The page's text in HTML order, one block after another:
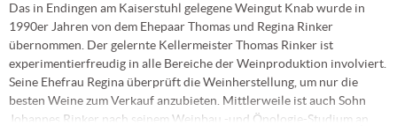
Das in Endingen am Kaiserstuhl gelegene Weingut Knab wurde in
1990er Jahren von dem Ehepaar Thomas und Regina Rinker
übernommen. Der gelernte Kellermeister Thomas Rinker ist
experimentierfreudig in alle Bereiche der Weinproduktion involviert.
Seine Ehefrau Regina überprüft die Weinherstellung, um nur die
besten Weine zum Verkauf anzubieten. Mittlerweile ist auch Sohn
Johannes Rinker nach seinem Weinbau -und Önologie-Studium an